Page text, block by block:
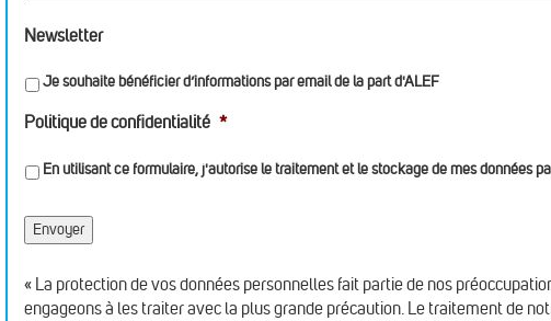
Newsletter
Je souhaite bénéficier d’informations par email de la part d'ALEF
Politique de confidentialité *
En utilisant ce formulaire, j'autorise le traitement et le stockage de mes données
« La protection de vos données personnelles fait partie de nos
engageons à les traiter avec la plus grande précaution. Le traitement de